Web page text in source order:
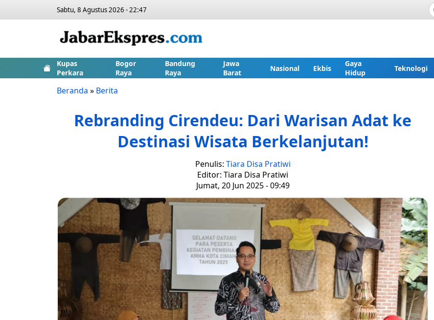
Sabtu, 8 Agustus 2026 - 22:47
Kupas
Perkara
Bogor
Raya
Bandung
Raya
Jawa
Barat
Nasional Ekbis
Gaya
Hidup
Teknologi
Beranda » Berita
Rebranding Cirendeu: Dari Warisan Adat ke
Destinasi Wisata Berkelanjutan!
Penulis: Tiara Disa Pratiwi
Editor: Tiara Disa Pratiwi
Jumat, 20 Jun 2025 - 09:49